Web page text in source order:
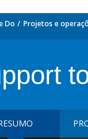
Do Projetos e